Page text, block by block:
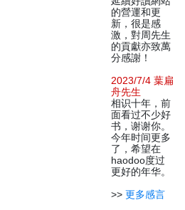
的營運和更
新，很是感
激，對周先生
的貢獻亦致萬
分感謝！
2023/7/4 葉扁
舟先生
相识十年，前
面看过不少好
书，谢谢你。
今年时间更多
了，希望在
haodoo度过
更好的年华。
>> 更多感言